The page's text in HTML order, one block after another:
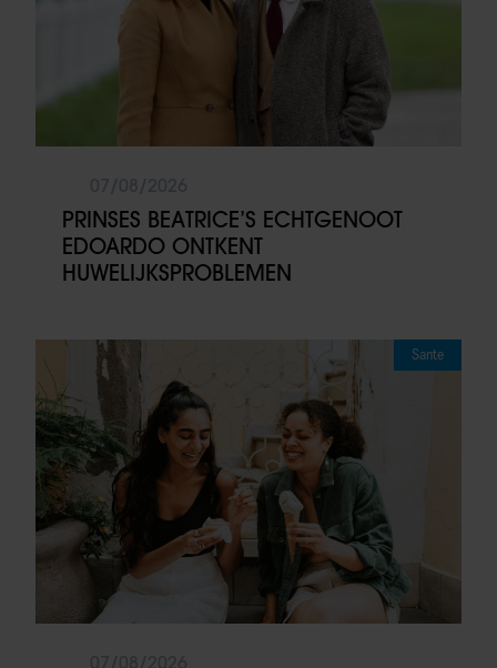
PRINSES BEATRICE’S ECHTGENOOT
EDOARDO ONTKENT
HUWELIJKSPROBLEMEN
Sante